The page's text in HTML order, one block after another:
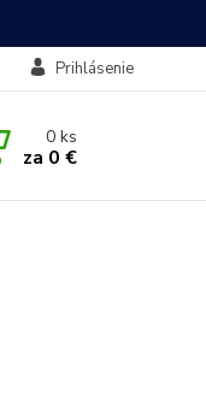
Prihlásenie
0ks
za 0 €